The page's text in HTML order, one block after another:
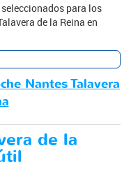
para los
de la Reina en
Nantes Talavera
de la